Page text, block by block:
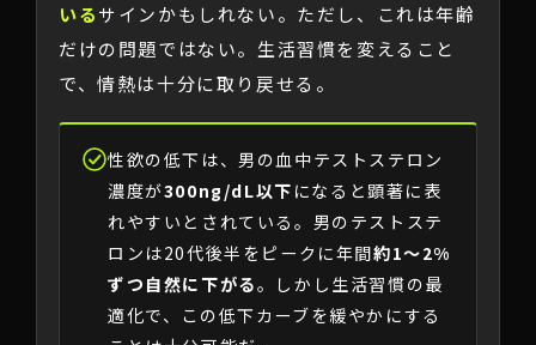
いるサインかもしれない。ただし、これは年齢
だけの問題ではない。生活習慣を変えること
で、情熱は十分に取り戻せる。
性欲の低下は、男の血中テストステロン
濃度が300ng/dL以下 になると顕著に表
れやすいとされている。男のテストステ
ロンは20代後半をピークに年間約1〜2%
ずつ自然に下がる。しかし生活習慣の最
適化で、この低下カーブを緩やかにする